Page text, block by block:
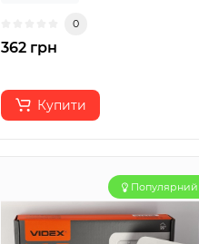
0
362 грн
Купити
Популярний